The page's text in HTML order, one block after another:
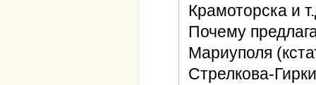
Крамоторска и
Почему
Мариуполя
Стрелкова-